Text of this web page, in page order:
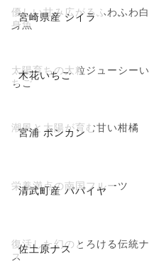
宮崎県産 シイラ
優しい甘み広がるふわふわ白
身魚
木花いちご
太陽育ちの大粒ジューシーい
ちご
宮浦 ポンカン
潮風と太陽が育む甘い柑橘
清武町産 パパイヤ
栄養満点の南国フルーツ
佐土原ナス
復活した幻のとろける伝統ナ
ス